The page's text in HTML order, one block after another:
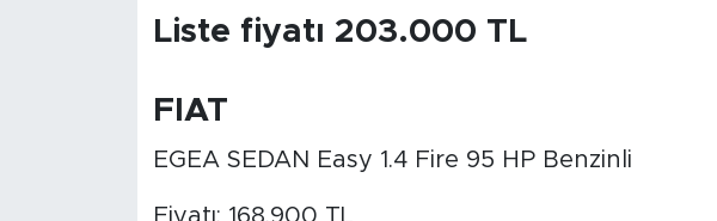
Liste fiyatı 203.000 TL
FIAT
EGEA SEDAN Easy 1.4 Fire 95 HP Benzinli
Fiyatı: 168.900 TL